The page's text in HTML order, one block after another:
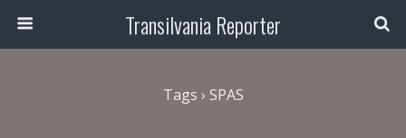
Transilvania Reporter
Tags › SPAS